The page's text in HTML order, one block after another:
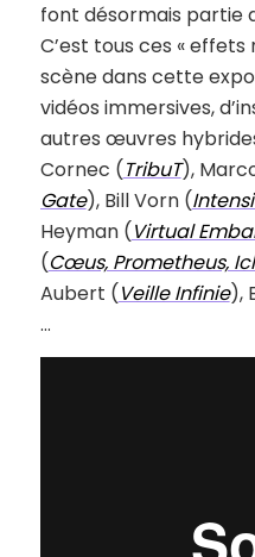
font désormais partie
C’est tous ces « effets
scène dans cette
vidéos immersives,
autres œuvres
Cornec (TribuT),
Gate), Bill Vorn (
Heyman (Virtual
(Cœus, Prometheus,
Aubert (Veille Infinie),
…